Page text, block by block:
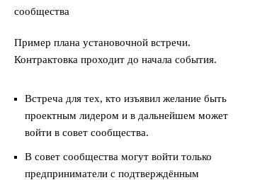
Пример плана установочной встречи.
Контрактовка проходит до начала события.
Встреча для тех, кто изъявил желание быть
проектным лидером и в дальнейшем может
войти в совет сообщества.
В совет сообщества могут войти только
предприниматели с подтверждённым